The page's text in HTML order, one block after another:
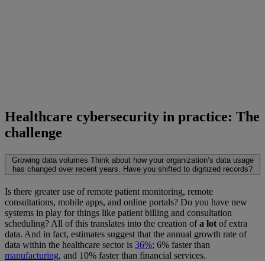
Healthcare cybersecurity in practice: The
challenge
Growing data volumes Think about how your organization’s data usage
has changed over recent years. Have you shifted to digitized records?
Is there greater use of remote patient monitoring, remote
consultations, mobile apps, and online portals? Do you have new
systems in play for things like patient billing and consultation
scheduling? All of this translates into the creation ofa lot of extra
data. And in fact, estimates suggest that the annual growth rate of
data within the healthcare sector is 36%; 6% faster than
manufacturing, and 10% faster than financial services.